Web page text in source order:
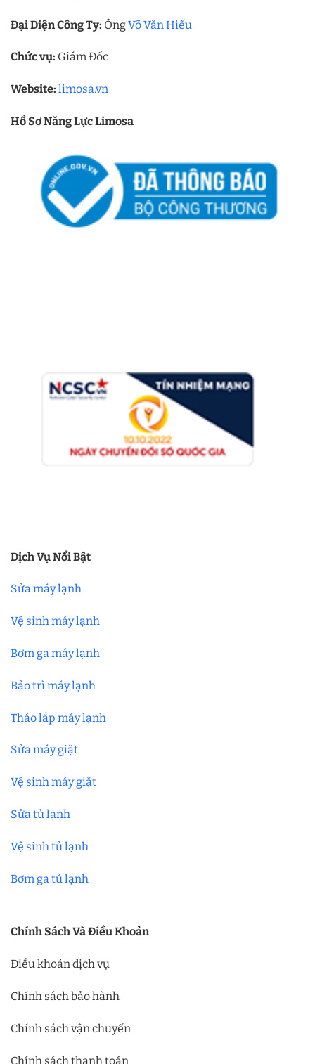
Đại Diện Công Ty: ÔngVõ Văn Hiếu
Chức vụ: Giám Đốc
Website: limosa.vn
Hồ Sơ Năng Lực Limosa
Dịch Vụ Nổi Bật
Sửa máy lạnh
Vệ sinh máy lạnh
Bơm ga máy lạnh
Bảo trì máy lạnh
Tháo lắp máy lạnh
Sửa máy giặt
Vệ sinh máy giặt
Sửa tủ lạnh
Vệ sinh tủ lạnh
Bơm ga tủ lạnh
Chính Sách Và Điều Khoản
Điều khoản dịch vụ
Chính sách bảo hành
Chính sách vận chuyển
Chính sách thanh toán